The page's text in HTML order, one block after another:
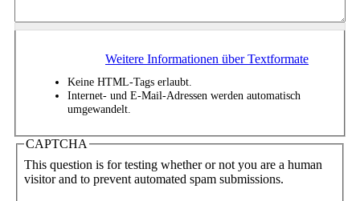
Weitere Informationen über Textformate
Keine HTML-Tags erlaubt.
Internet- und E-Mail-Adressen werden automatisch
umgewandelt.
CAPTCHA
This question is for testing whether or not you are a human
visitor and to prevent automated spam submissions.